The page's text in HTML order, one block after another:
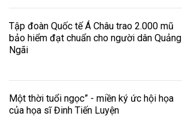
Tập đoàn Quốc tế Á Châu trao 2.000 mũ
bảo hiểm đạt chuẩn cho người dân Quảng
Ngãi
Một thời tuổi ngọc” - miền ký ức hội họa
của họa sĩ Đinh Tiến Luyện